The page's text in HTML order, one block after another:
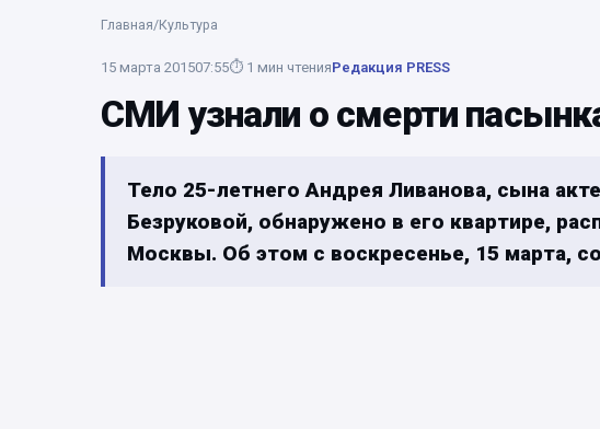
Главная/Культура
15 марта 201507:55⏱ 1 мин чтенияРедакция PRESS
СМИ узнали о смерти
Тело 25-летнего Андрея Ливанова, сына
Безруковой, обнаружено в его квартире,
Москвы. Об этом с воскресенье, 15 марта,